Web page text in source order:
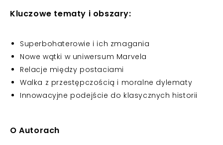
Kluczowe tematy i obszary:
Superbohaterowie i ich zmagania
Nowe wątki w uniwersum Marvela
Relacje między postaciami
Walka z przestępczością i moralne dylematy
Innowacyjne podejście do klasycznych historii
O Autorach